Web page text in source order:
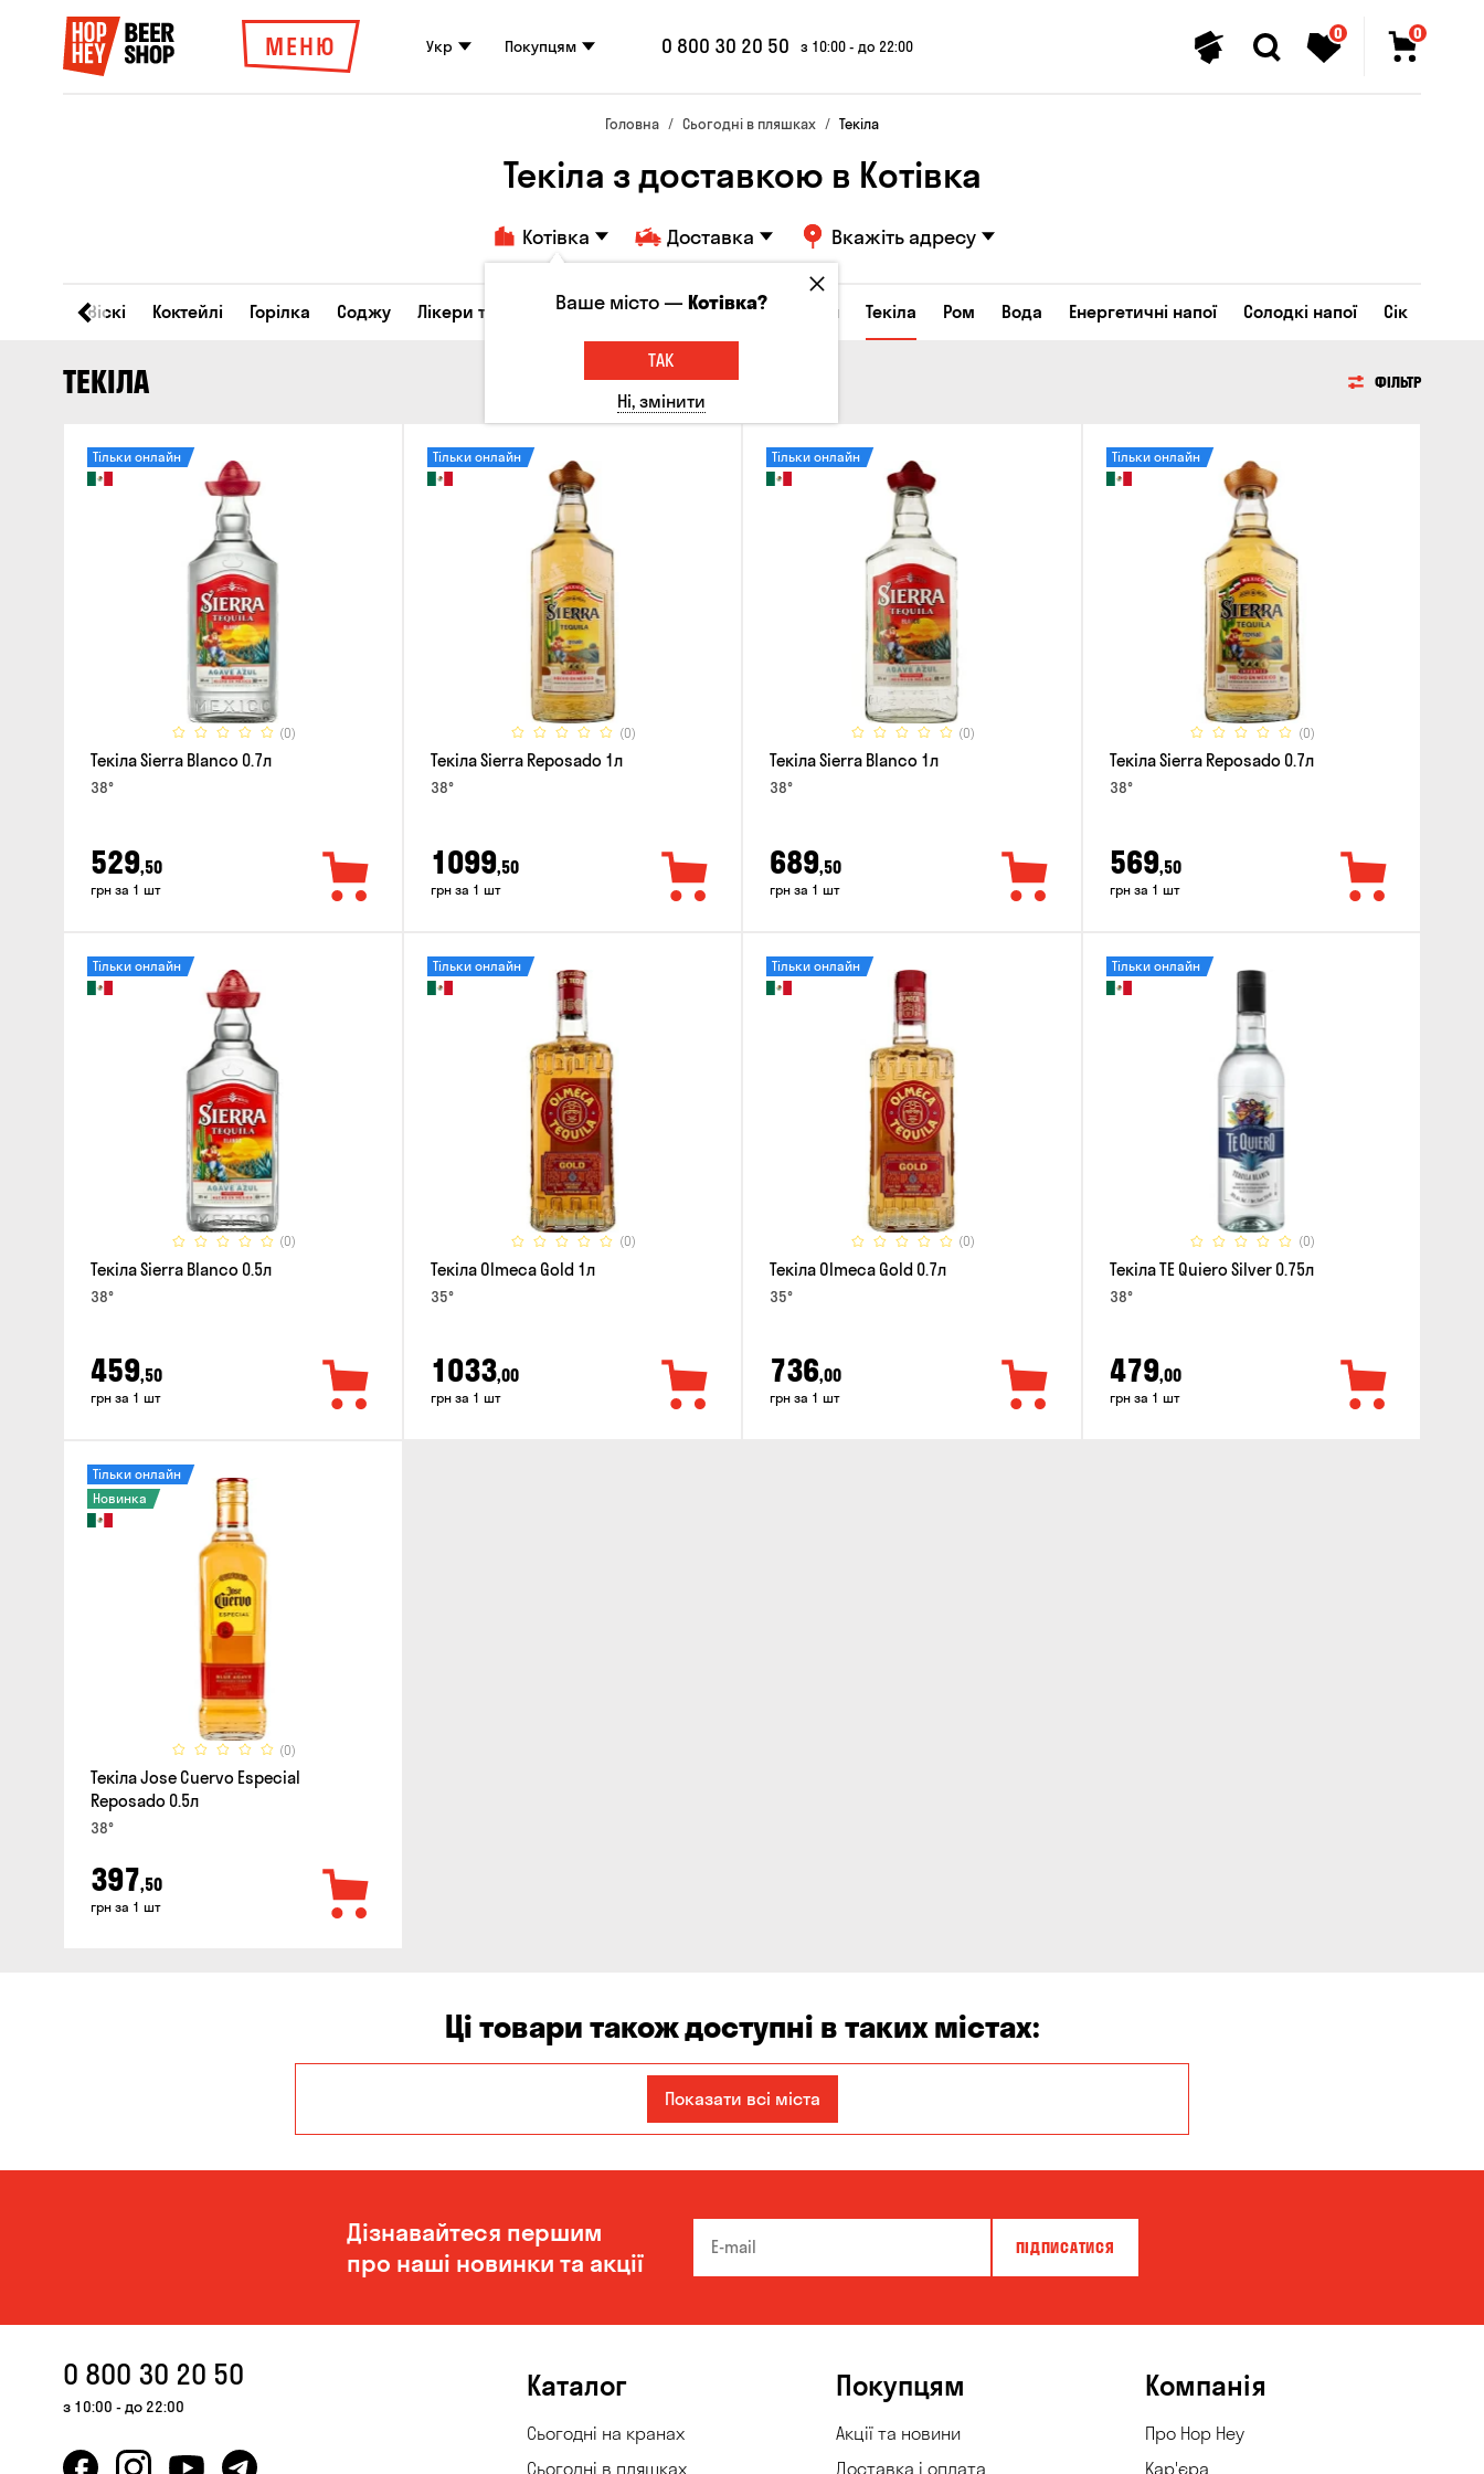
МЕНЮ Укр Покупцям 0 800 30 20 50 з 10:00 - до 22:00
0 0
Головна Сьогодні в пляшках Текіла
Текіла з доставкою в Котівка
Котівка Доставка Вкажіть адресу
Віскі Коктейлі Горілка Соджу Лікери та настоянки Коньяки та бренді Джин Текіла Ром Вода Енергетичні напої Солодкі напої Сік
ТЕКІЛА ФІЛЬТР
(0)
Тільки онлайн
Текіла Sierra Blanco 0.7л
38°
529,50
грн за 1 шт
(0)
Тільки онлайн
Текіла Sierra Reposado 1л
38°
1099,50
грн за 1 шт
(0)
Тільки онлайн
Текіла Sierra Blanco 1л
38°
689,50
грн за 1 шт
(0)
Тільки онлайн
Текіла Sierra Reposado 0.7л
38°
569,50
грн за 1 шт
(0)
Тільки онлайн
Текіла Sierra Blanco 0.5л
38°
459,50
грн за 1 шт
(0)
Тільки онлайн
Текіла Olmeca Gold 1л
35°
1033,00
грн за 1 шт
(0)
Тільки онлайн
Текіла Olmeca Gold 0.7л
35°
736,00
грн за 1 шт
(0)
Тільки онлайн
Текіла TE Quiero Silver 0.75л
38°
479,00
грн за 1 шт
(0)
Тільки онлайн
Новинка
Текіла Jose Cuervo Especial
Reposado 0.5л
38°
397,50
грн за 1 шт
Ці товари також доступні в таких містах:
Кам'янське
Миколаїв Одеса Олександрівка Чорноморськ
Показати всі міста
Дізнавайтеся першим
про наші новинки та акції
ПІДПИСАТИСЯ
0 800 30 20 50
з 10:00 - до 22:00
Каталог
Сьогодні на кранах
Сьогодні в пляшках
Покупцям
Акції та новини
Доставка і оплата
Компанія
Про Hop Hey
Кар'єра
Ваше місто —Котівка?
ТАК
Ні, змінити